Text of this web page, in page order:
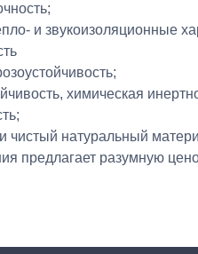
и звукоизоляционные
химическая
чистый натуральный
предлагает разумную